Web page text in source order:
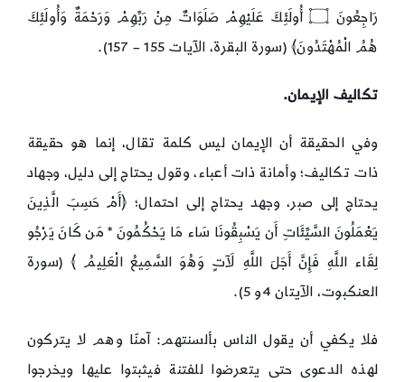
رَاجِعُونَ ۝ أُولَئِكَ عَلَيْهِمْ صَلَوَاتٌ مِنْ رَبِّهِمْ وَرَحْمَةٌ وَأُولَئِكَ
هُمُ الْمُهْتَدُونَ﴾ (سورة البقرة، الآيات 155 – 157).
تكاليف الإيمان.
وفي الحقيقة أن الإيمان ليس كلمة تقال، إنما هو حقيقة
ذات تكاليف؛ وأمانة ذات أعباء، وقول يحتاج إلى دليل، وجهاد
يحتاج إلى صبر، وجهد يحتاج إلى احتمال؛ ﴿أَمْ حَسِبَ الَّذِينَ
يَعْمَلُونَ السَّيِّئَاتِ أَن يَسْبِقُونَا سَاء مَا يَحْكُمُونَ * مَن كَانَ يَرْجُو
لِقَاء اللَّهِ فَإِنَّ أَجَلَ اللَّهِ لَآتٍ وَهُوَ السَّمِيعُ الْعَلِيمُ ﴾ (سورة
العنكبوت، الآيتان 4و 5).
فلا يكفي أن يقول الناس بألسنتهم: آمنّا وهم لا يتركون
لهذه الدعوى حتى يتعرضوا للفتنة فيثبتوا عليها ويخرجوا